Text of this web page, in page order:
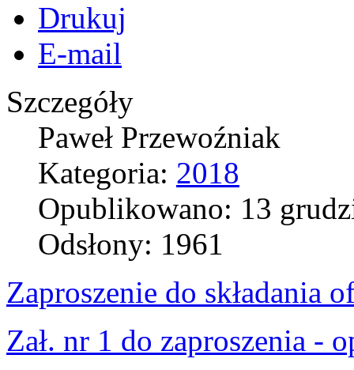
Drukuj
E-mail
Szczegóły
Paweł Przewoźniak
Kategoria: 2018
Opublikowano: 13
Odsłony: 1961
Zaproszenie do składania
Zał. nr 1 do zaproszenia -